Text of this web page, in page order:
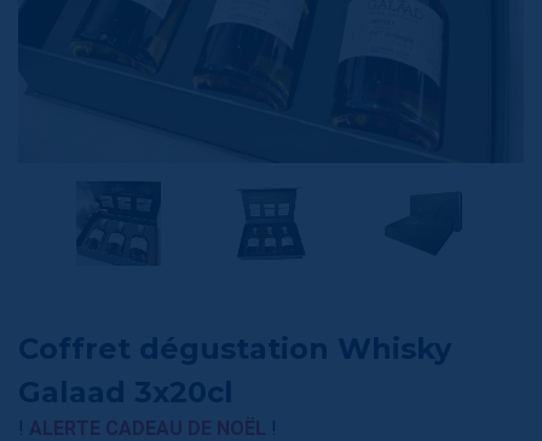
Coffret dégustation Whisky
Galaad 3x20cl
! ALERTE CADEAU DE NOËL !